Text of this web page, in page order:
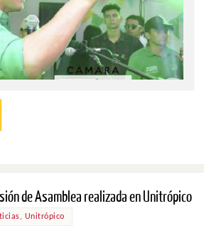
de Asamblea realizada en Unitrópico
, Unitrópico